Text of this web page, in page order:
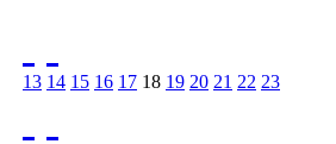
13 14 15 16 17 18 19 20 21 22 23